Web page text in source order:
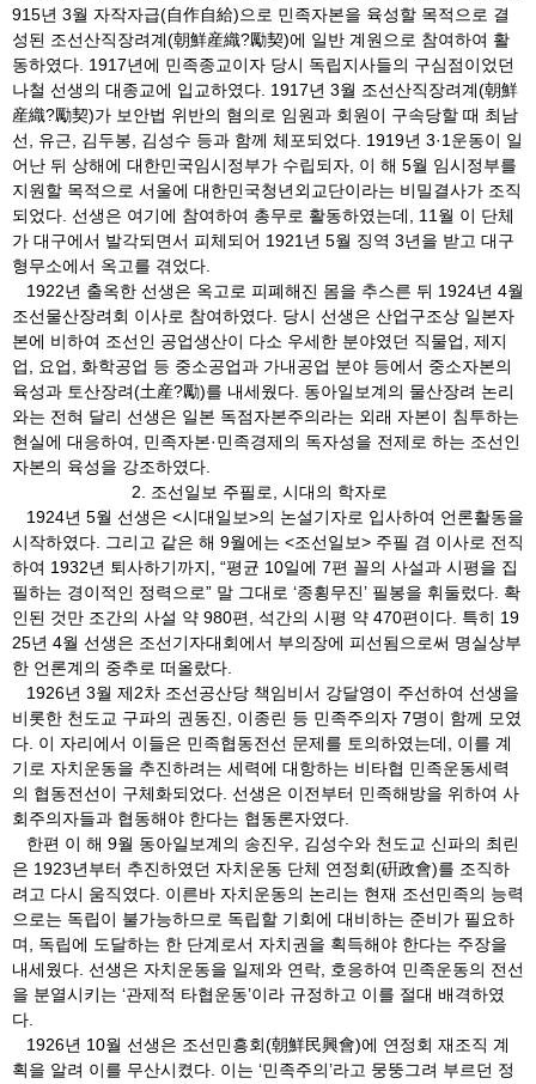
915년 3월 자작자급(自作自給)으로 민족자본을 육성할 목적으로 결
성된 조선산직장려계(朝鮮産織?勵契)에 일반 계원으로 참여하여 활
동하였다. 1917년에 민족종교이자 당시 독립지사들의 구심점이었던
나철 선생의 대종교에 입교하였다. 1917년 3월 조선산직장려계(朝鮮
産織?勵契)가 보안법 위반의 혐의로 임원과 회원이 구속당할 때 최남
선, 유근, 김두봉, 김성수 등과 함께 체포되었다. 1919년 3·1운동이 일
어난 뒤 상해에 대한민국임시정부가 수립되자, 이 해 5월 임시정부를
지원할 목적으로 서울에 대한민국청년외교단이라는 비밀결사가 조직
되었다. 선생은 여기에 참여하여 총무로 활동하였는데, 11월 이 단체
가 대구에서 발각되면서 피체되어 1921년 5월 징역 3년을 받고 대구
형무소에서 옥고를 겪었다.
1922년 출옥한 선생은 옥고로 피폐해진 몸을 추스른 뒤 1924년 4월
조선물산장려회 이사로 참여하였다. 당시 선생은 산업구조상 일본자
본에 비하여 조선인 공업생산이 다소 우세한 분야였던 직물업, 제지
업, 요업, 화학공업 등 중소공업과 가내공업 분야 등에서 중소자본의
육성과 토산장려(土産?勵)를 내세웠다. 동아일보계의 물산장려 논리
와는 전혀 달리 선생은 일본 독점자본주의라는 외래 자본이 침투하는
현실에 대응하여, 민족자본·민족경제의 독자성을 전제로 하는 조선인
자본의 육성을 강조하였다.
2. 조선일보 주필로, 시대의 학자로
1924년 5월 선생은 <시대일보>의 논설기자로 입사하여 언론활동을
시작하였다. 그리고 같은 해 9월에는 <조선일보> 주필 겸 이사로 전직
하여 1932년 퇴사하기까지, “평균 10일에 7편 꼴의 사설과 시평을 집
필하는 경이적인 정력으로” 말 그대로 ‘종횡무진’ 필봉을 휘둘렀다. 확
인된 것만 조간의 사설 약 980편, 석간의 시평 약 470편이다. 특히 19
25년 4월 선생은 조선기자대회에서 부의장에 피선됨으로써 명실상부
한 언론계의 중추로 떠올랐다.
1926년 3월 제2차 조선공산당 책임비서 강달영이 주선하여 선생을
비롯한 천도교 구파의 권동진, 이종린 등 민족주의자 7명이 함께 모였
다. 이 자리에서 이들은 민족협동전선 문제를 토의하였는데, 이를 계
기로 자치운동을 추진하려는 세력에 대항하는 비타협 민족운동세력
의 협동전선이 구체화되었다. 선생은 이전부터 민족해방을 위하여 사
회주의자들과 협동해야 한다는 협동론자였다.
한편 이 해 9월 동아일보계의 송진우, 김성수와 천도교 신파의 최린
은 1923년부터 추진하였던 자치운동 단체 연정회(硏政會)를 조직하
려고 다시 움직였다. 이른바 자치운동의 논리는 현재 조선민족의 능력
으로는 독립이 불가능하므로 독립할 기회에 대비하는 준비가 필요하
며, 독립에 도달하는 한 단계로서 자치권을 획득해야 한다는 주장을
내세웠다. 선생은 자치운동을 일제와 연락, 호응하여 민족운동의 전선
을 분열시키는 ‘관제적 타협운동’이라 규정하고 이를 절대 배격하였
다.
1926년 10월 선생은 조선민흥회(朝鮮民興會)에 연정회 재조직 계
획을 알려 이를 무산시켰다. 이는 ‘민족주의’라고 뭉뚱그려 부르던 정